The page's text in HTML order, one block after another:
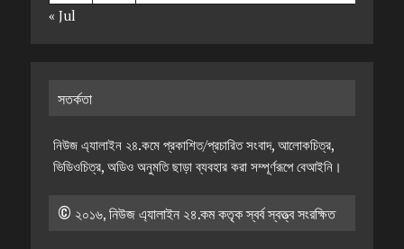
« Jul
সতর্কতা
নিউজ এ্যালাইন ২৪.কমে প্রকাশিত/প্রচারিত সংবাদ, আলোকচিত্র,
ভিডিওচিত্র, অডিও অনুমতি ছাড়া ব্যবহার করা সম্পূর্ণরূপে বেআইনি।
© ২০১৬, নিউজ এ্যালাইন ২৪.কম কতৃক স্বর্ব স্বত্ত্ব সংরক্ষিত